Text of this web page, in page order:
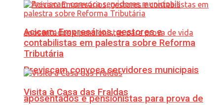
Previscam convoca servidores municipais
aposentados e pensionistas para prova de
Acicam: Empresários, gestores e
contabilistas em palestra sobre Reforma
Tributária
Visita à Casa das Fraldas